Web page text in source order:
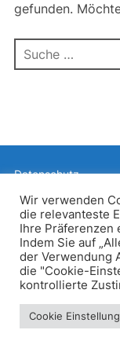
gefunden.
Suchen
nach:
Datenschutz
Inspiro
Wir verwenden
die relevanteste
Ihre Präferenzen
Indem Sie auf
der Verwendung
die "Cookie-
kontrollierte
Cookie